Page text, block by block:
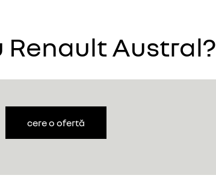
Austral?
cere o ofertă